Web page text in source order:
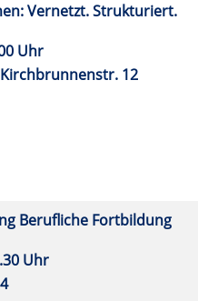
Vernetzt. Strukturiert.
Uhr
12
Berufliche Fortbildung
Uhr